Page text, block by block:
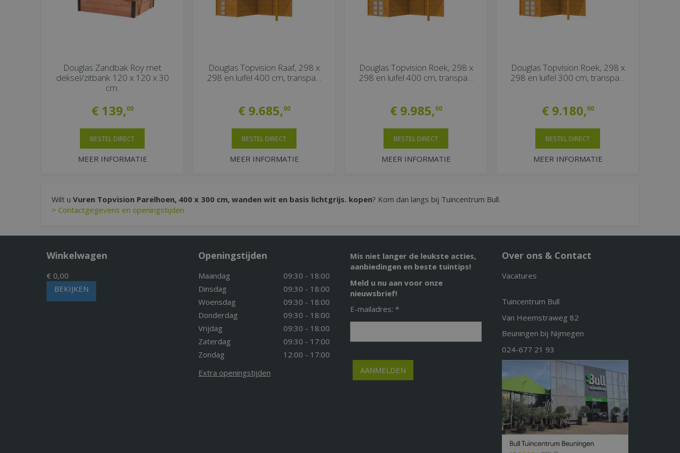
Douglas Zandbak Roy met
deksel/zitbank 120 x 120 x 30
cm.
€ 139,00
MEER INFORMATIE
BESTEL DIRECT
Douglas Topvision Raaf, 298 x
298 en luifel 400 cm, transpa…
€ 9.685,00
MEER INFORMATIE
BESTEL DIRECT
Douglas Topvision Roek, 298 x
298 en luifel 400 cm, transpa…
€ 9.985,00
MEER INFORMATIE
BESTEL DIRECT
Douglas Topvision Roek, 298 x
298 en luifel 300 cm, transpa…
€ 9.180,00
MEER INFORMATIE
BESTEL DIRECT
Wilt u Vuren Topvision Parelhoen, 400 x 300 cm, wanden wit en basis lichtgrijs. kopen? Kom dan langs bij Tuincentrum Bull.
> Contactgegevens en openingstijden
Winkelwagen
€ 0,00
BEKIJKEN
Openingstijden
Maandag
09:30 - 18:00
Dinsdag
09:30 - 18:00
Woensdag
09:30 - 18:00
Donderdag
09:30 - 18:00
Vrijdag
09:30 - 18:00
Zaterdag
09:30 - 17:00
Zondag
12:00 - 17:00
Extra openingstijden
Mis niet langer de leukste acties,
aanbiedingen en beste tuintips!
Meld u nu aan voor onze
nieuwsbrief!
E-mailadres: *
Over ons & Contact
Vacatures
Tuincentrum Bull
Van Heemstraweg 82
Beuningen bij Nijmegen
024-677 21 93